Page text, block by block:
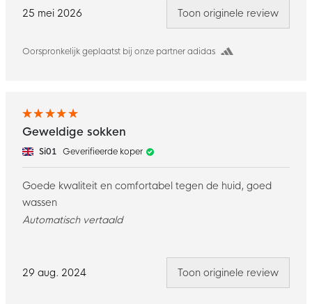
25 mei 2026
Oorspronkelijk geplaatst bij onze partner adidas
Toon originele review
29 aug. 2024
Geweldige sokken
Si01 Geverifieerde koper
Goede kwaliteit en comfortabel tegen de huid, goed
wassen
Automatisch vertaald
Toon originele review